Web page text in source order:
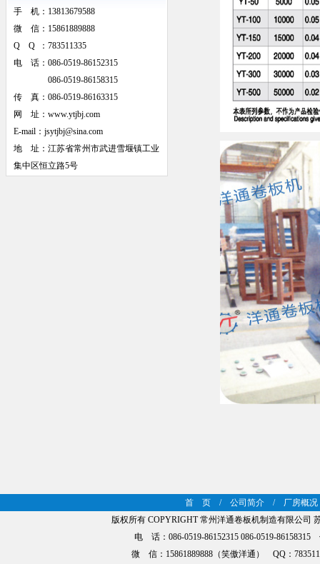
手 机：13813679588
微 信：15861889888
Q Q
：783511335
电 话：086-0519-86152315
086-0519-86158315
传 真：086-0519-86163315
网 址：www.ytjbj.com
E-mail：jsytjbj@sina.com
地 址：江苏省常州市武进雪堰镇工业
集中区恒立路5号
首 页/ 公司简介/ 厂房概况
版权所有 COPYRIGHT 常州洋通卷板机制造有限公司
电 话：086-0519-86152315 086-0519-
微 信：15861889888（笑傲洋通） QQ：